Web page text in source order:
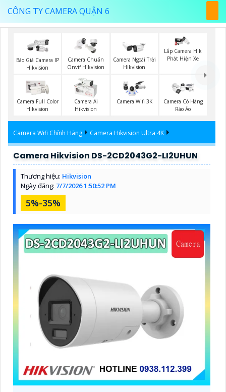
CÔNG TY CAMERA QUẬN 6
Báo Giá Camera IP
Hikvision
Camera Chuẩn
Onvif Hikvision
Camera Ngoài Trời
Hikvision
Lắp Camera Hik
Phát Hiện Xe
Camera Full Color
Hikvision
Camera Ai
Hikvision
Camera Wifi 3K
Camera Có Hàng
Rào Ảo
Camera Wifi Chính Hãng Camera Hikvision Ultra 4K
Camera Hikvision DS-2CD2043G2-LI2UHUN
Thương hiệu: Hikvision
Ngày đăng: 7/7/2026 1:50:52 PM
5%-35%